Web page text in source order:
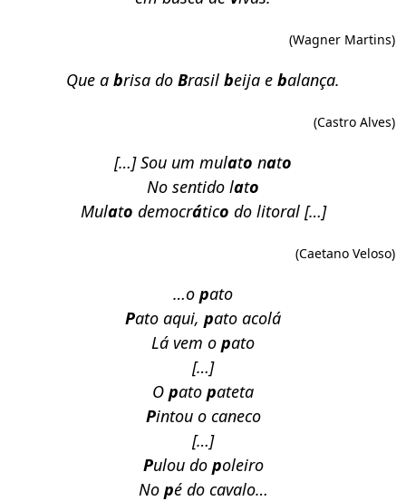
(Wagner Martins)
Que a brisa do Brasil beija e balança.
(Castro Alves)
[…] Sou um mulato nato
No sentido lato
Mulato democrático do litoral […]
(Caetano Veloso)
…o pato
Pato aqui, pato acolá
Lá vem o pato
[…]
O pato pateta
Pintou o caneco
[…]
Pulou dopoleiro
No pé do cavalo…